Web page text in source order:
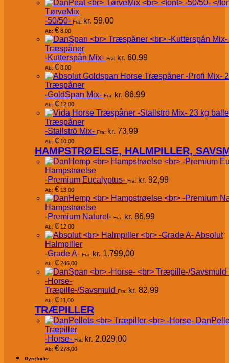
TørveMix
-50/50- Fra: kr. 59,00
Ab: € 8,00
Træspåner
-Kutterspån Mix- Fra: kr. 60,99
Ab: € 8,00
Træspåner
-GoldSpan Mix- Fra: kr. 86,99
Ab: € 12,00
Træspåner
-Stallströ Mix- Fra: kr. 73,99
Ab: € 10,00
HAMPSTRØELSE, HALMPILLER,
Hampstrøelse
-Premium Eucalyptus- Fra: kr. 92,99
Ab: € 13,00
Hampstrøelse
-Premium Naturel- Fra: kr. 86,99
Ab: € 12,00
Absolut
Halmpiller
-Grade A- Fra: kr. 1.799,00
Ab: € 246,00
-Horse-
Træpille-/Savsmuld Fra: kr. 82,99
Ab: € 11,00
TRÆPILLER
Træpiller
-Horse- Fra: kr. 2.029,00
Ab: € 278,00
Dyrefoder